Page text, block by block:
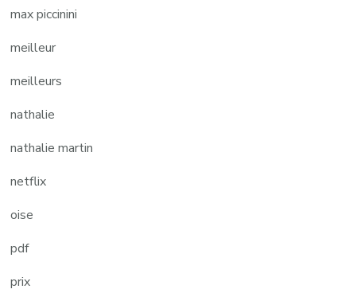
max piccinini
meilleur
meilleurs
nathalie
nathalie martin
netflix
oise
pdf
prix